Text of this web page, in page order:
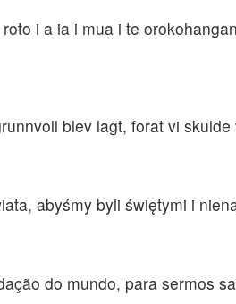
i a ia i mua i te
blev lagt, forat vi
abyśmy byli świętymi i
do mundo, para sermos